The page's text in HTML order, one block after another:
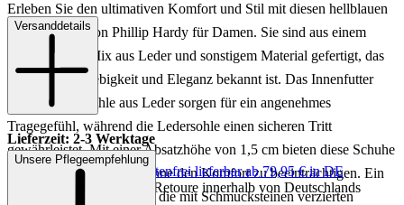
Erleben Sie den ultimativen Komfort und Stil mit diesen hellblauen
Zehentrenner von Phillip Hardy für Damen. Sie sind aus einem
hochwertigen Mix aus Leder und sonstigem Material gefertigt, das
für seine Langlebigkeit und Eleganz bekannt ist. Das Innenfutter
und die Innensohle aus Leder sorgen für ein angenehmes
Tragegefühl, während die Ledersohle einen sicheren Tritt
gewährleistet. Mit einer Absatzhöhe von 1,5 cm bieten diese Schuhe
eine dezente Erhöhung, ohne den Komfort zu beeinträchtigen. Ein
besonderes Highlight sind die mit Schmucksteinen verzierten
Versanddetails
Lieferzeit: 2-3 Werktage
Keine Versandkosten:
kostenfrei lieferbar ab 79,95 € in DE
Einfache und Kostenlose Retoure innerhalb von Deutschlands
Unsere Pflegeempfehlung